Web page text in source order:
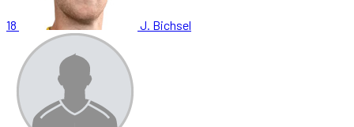
18 J. Bichsel